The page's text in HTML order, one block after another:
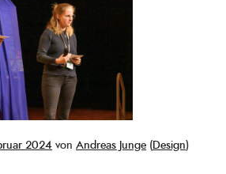
2024 von Andreas Junge (Design)